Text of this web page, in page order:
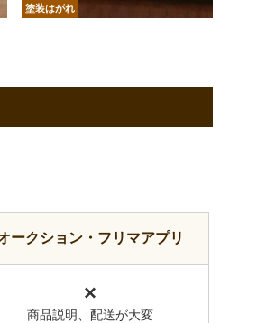
塗装はがれ
ークション・フリマアプリ
×
商品説明、配送が大変